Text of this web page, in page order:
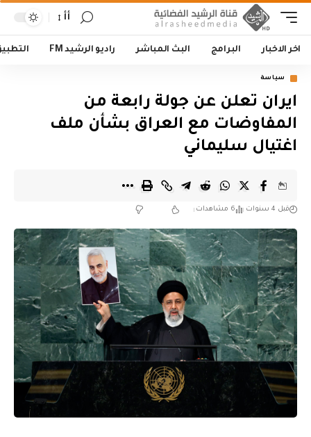
أأ
اخر الاخبار البرامج البث المباشر راديو الرشيد FM
سياسة
ايران تعلن عن جولة رابعة من
المفاوضات مع العراق بشأن ملف
اغتيال سليماني
قبل 4 سنوات 6 مشاهدات